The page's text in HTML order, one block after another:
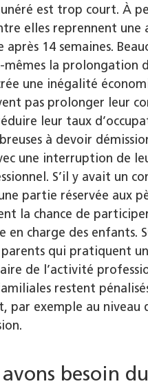
est trop court. À
elles reprennent une
14 semaines.
mêmes la prolongation
une inégalité
pas prolonger leur
leur taux
à devoir
une interruption de
S’il y avait un
partie réservée aux
la chance de
en charge des enfants.
qui pratiquent un
de l’activité
restent
par exemple au niveau
besoin du